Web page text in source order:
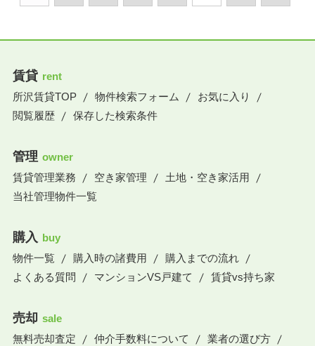
賃貸 rent
所沢賃貸TOP
物件検索フォーム
お気に入り
閲覧履歴
保存した検索条件
管理 owner
賃貸管理業務
空き家管理
土地・空き家活用
当社管理物件一覧
購入 buy
物件一覧
購入時の諸費用
購入までの流れ
よくある質問
マンションVS戸建て 賃貸vs持ち家
売却 sale
無料売却査定
仲介手数料について
業者の選び方